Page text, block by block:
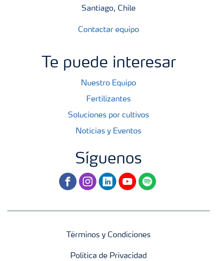
Santiago, Chile
Contactar equipo
Te puede interesar
Nuestro Equipo
Fertilizantes
Soluciones por cultivos
Noticias y Eventos
Síguenos
facebookinstagram
linkedinyoutubespotify
Términos y Condiciones
Política de Privacidad